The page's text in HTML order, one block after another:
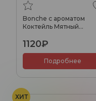
Bonche с ароматом
Коктейль Мятный
60гр.
1120₽
Подробнее
ХИТ